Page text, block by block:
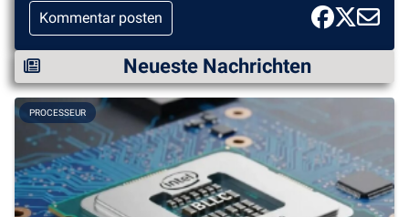
Kommentar posten
Neueste Nachrichten
PROCESSEUR